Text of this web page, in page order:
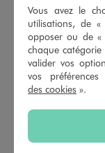
Voir tous les
5étoiles
4étoiles
3étoiles
2étoiles
1étoile
Vous avez le
utilisations, de
opposer ou de «
chaque
valider vos
vos
des cookies ».